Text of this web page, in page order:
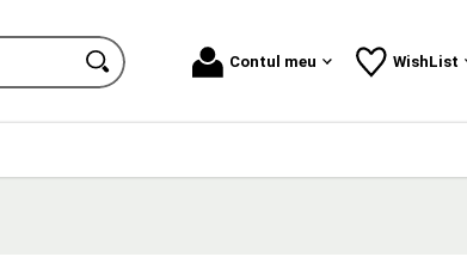
Contul meu WishList